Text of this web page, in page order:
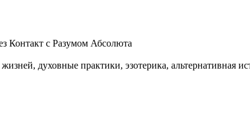
Контакт с Разумом Абсолюта
духовные практики, эзотерика, альтернативная